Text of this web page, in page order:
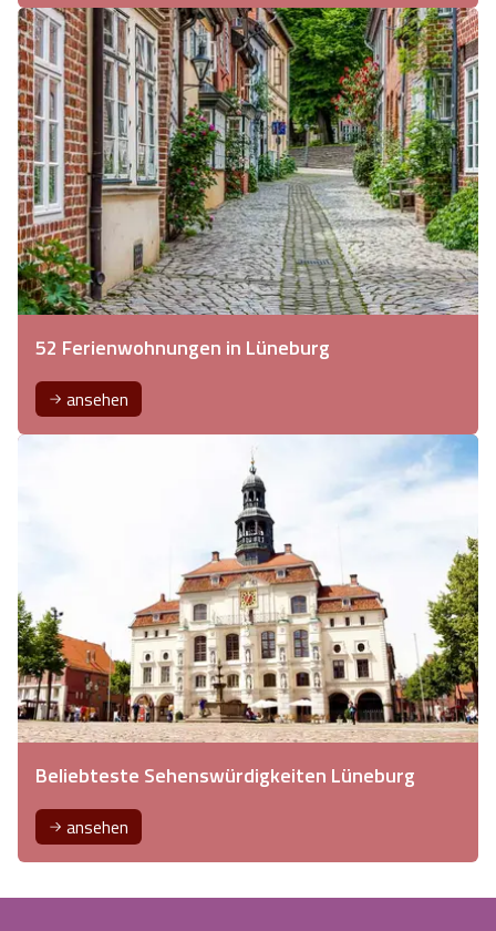
52 Ferienwohnungen in Lüneburg
ansehen
Beliebteste Sehenswürdigkeiten Lüneburg
ansehen